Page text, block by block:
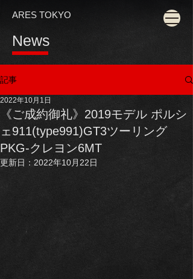
ARES TOKYO
News
記事
《ご成約御礼》2019モデル ポルシ
ェ911(type991)GT3ツーリング
PKG-クレヨン6MT
2022年10月1日
更新日： 2022年10月22日